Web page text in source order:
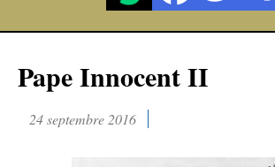
Pape Innocent II
24 septembre 2016